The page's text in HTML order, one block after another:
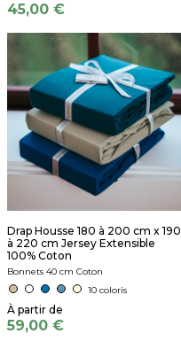
45,00 €
Drap Housse 180 à 200 cm x 190
à 220 cm Jersey Extensible
100% Coton
Bonnets 40 cm Coton
10 coloris
59,00 €